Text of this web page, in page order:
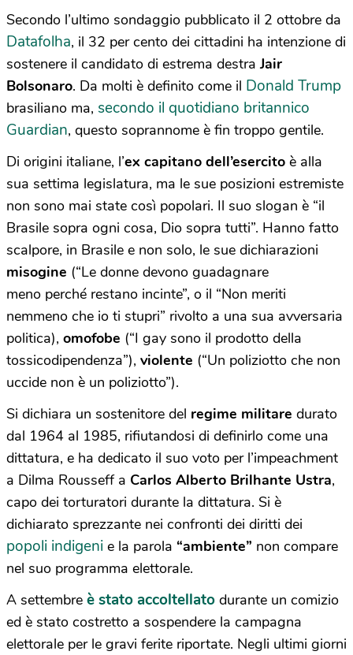
Secondo l’ultimo sondaggio pubblicato il 2 ottobre da
Datafolha, il 32 per cento dei cittadini ha intenzione di
sostenere il candidato di estrema destraJair
Bolsonaro. Da molti è definito come il Donald Trump
brasiliano ma, secondo il quotidiano britannico
Guardian, questo soprannome è fin troppo gentile.
Di origini italiane, l’ex capitano dell’esercito è alla
sua settima legislatura, ma le sue posizioni estremiste
non sono mai state così popolari. Il suo slogan è “il
Brasile sopra ogni cosa, Dio sopra tutti”. Hanno fatto
scalpore, in Brasile e non solo, le sue dichiarazioni
misogine (“Le donne devono guadagnare
meno perché restano incinte”, o il “Non meriti
nemmeno che io ti stupri” rivolto a una sua avversaria
politica), omofobe (“I gay sono il prodotto della
tossicodipendenza”), violente (“Un poliziotto che non
uccide non è un poliziotto”).
Si dichiara un sostenitore del regime militare durato
dal 1964 al 1985, rifiutandosi di definirlo come una
dittatura, e ha dedicato il suo voto per l’impeachment
a Dilma Rousseff a Carlos Alberto Brilhante Ustra,
capo dei torturatori durante la dittatura. Si è
dichiarato sprezzante nei confronti dei diritti dei
popoli indigeni e la parola “ambiente” non compare
nel suo programma elettorale.
A settembre è stato accoltellato durante un comizio
ed è stato costretto a sospendere la campagna
elettorale per le gravi ferite riportate. Negli ultimi giorni